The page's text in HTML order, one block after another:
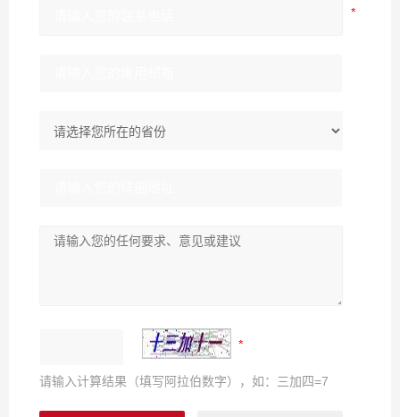
请输入计算结果（填写阿拉伯数字），如：三加四=7